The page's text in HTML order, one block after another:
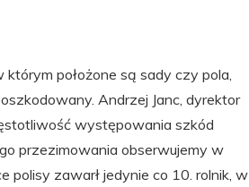
położone są sady czy pola,
Andrzej Janc, dyrektor
występowania szkód
przezimowania obserwujemy w
polisy zawarł jedynie co 10. rolnik, w